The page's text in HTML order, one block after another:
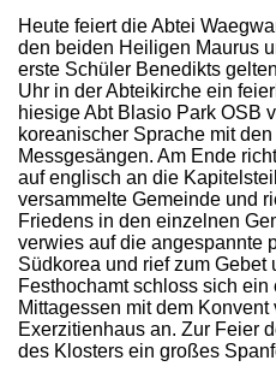
Heute feiert die Abtei
den beiden Heiligen Maurus
erste Schüler Benedikts
Uhr in der Abteikirche ein
hiesige Abt Blasio Park OSB
koreanischer Sprache mit
Messgesängen. Am Ende
auf englisch an die
versammelte Gemeinde und
Friedens in den einzelnen
verwies auf die angespannte
Südkorea und rief zum Gebet
Festhochamt schloss sich
Mittagessen mit dem
Exerzitienhaus an. Zur Feier
des Klosters ein großes